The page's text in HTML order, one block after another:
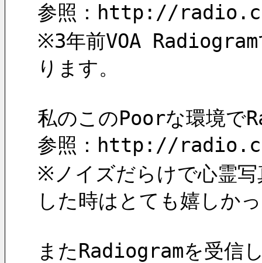
参照：http://
※3年前VOA Radiogram
ります。
私のこのPoorな環境で
参照：http://
※ノイズだらけで心霊
した時はとても嬉しか
またRadiogramを受信